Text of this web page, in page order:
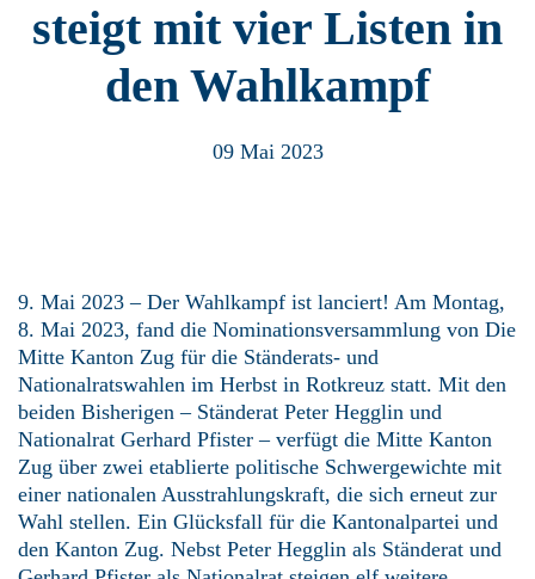
steigt mit vier Listen in
den Wahlkampf
09 Mai 2023
9. Mai 2023 – Der Wahlkampf ist lanciert! Am Montag,
8. Mai 2023, fand die Nominationsversammlung von Die
Mitte Kanton Zug für die Ständerats- und
Nationalratswahlen im Herbst in Rotkreuz statt. Mit den
beiden Bisherigen – Ständerat Peter Hegglin und
Nationalrat Gerhard Pfister – verfügt die Mitte Kanton
Zug über zwei etablierte politische Schwergewichte mit
einer nationalen Ausstrahlungskraft, die sich erneut zur
Wahl stellen. Ein Glücksfall für die Kantonalpartei und
den Kanton Zug. Nebst Peter Hegglin als Ständerat und